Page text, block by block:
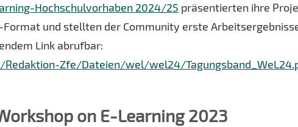
Hochschulvorhaben 2024/25 präsentierten ihre
und stellten der Community erste
Link abrufbar:
Zfe/Dateien/wel/wel24/
on E-Learning 2023